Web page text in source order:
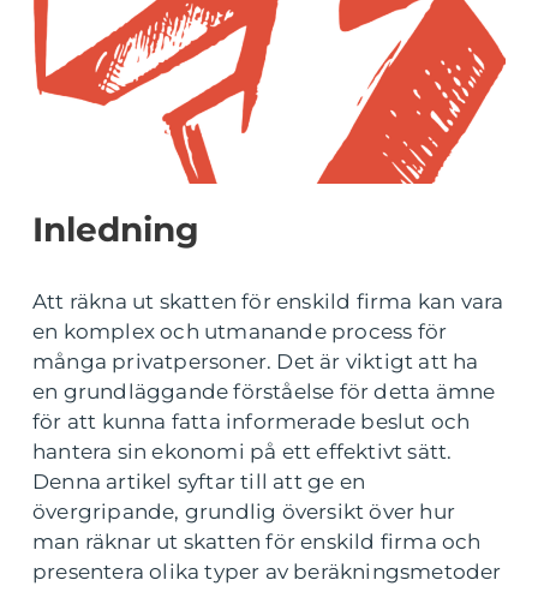
Inledning
Att räkna ut skatten för enskild firma kan vara
en komplex och utmanande process för
många privatpersoner. Det är viktigt att ha
en grundläggande förståelse för detta ämne
för att kunna fatta informerade beslut och
hantera sin ekonomi på ett effektivt sätt.
Denna artikel syftar till att ge en
övergripande, grundlig översikt över hur
man räknar ut skatten för enskild firma och
presentera olika typer av beräkningsmetoder